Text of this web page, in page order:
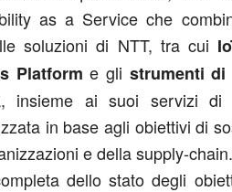
as a Service che
soluzioni di NTT, tra cui
Platform e gli strumenti di
insieme ai suoi servizi
in base agli obiettivi di
e della supply-
dello stato degli